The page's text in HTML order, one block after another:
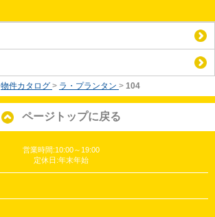
物件カタログ > ラ・プランタン > 104
ページトップに戻る
営業時間:10:00～19:00
定休日:年末年始